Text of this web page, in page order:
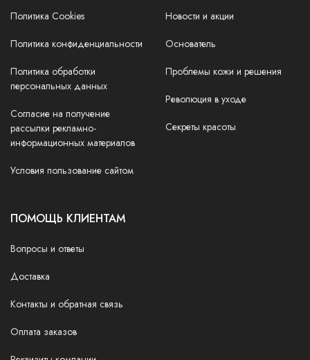
Политика Cookies
Политика конфиденциальности
Политика обработки
персональных данных
Согласие на получение
рассылки рекламно-
информационных материалов
Условия пользование сайтом
Новости и акции
Основатель
Проблемы кожи и решения
Революция в уходе
Секреты красоты
ПОМОЩЬ КЛИЕНТАМ
Вопросы и ответы
Доставка
Контакты и обратная связь
Оплата заказов